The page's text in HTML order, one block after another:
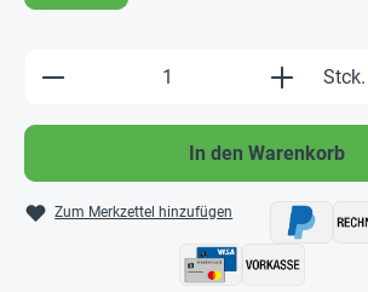
Produkt Anzahl: Gib den Stck.
In den Warenkorb
Zum Merkzettel hinzufügen